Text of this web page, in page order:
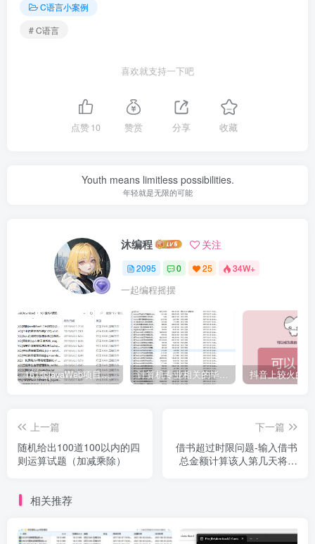
C语言小案例
# C语言
喜欢就支持一下吧
点赞10 赞赏 分享 收藏
Youth means limitless possibilities.
年轻就是无限的可能
沐编程 关注
2095 0 25 34W+
一起编程摇摆
161套javaWeb项目源码免费分享 计算机专业相关的毕业设计论文合集免费下载
上一篇
随机给出100道100以内的四
则运算试题（加减乘除）
下一篇
借书超过时限问题-输入借书
总金额计算该人第几天将被
相关推荐